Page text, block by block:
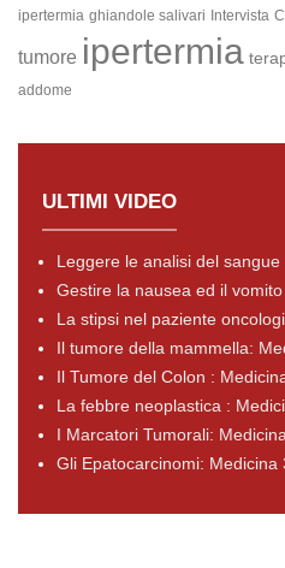
ipertermia ghiandole salivari Intervista
tumore ipertermia
addome
ULTIMI VIDEO
Leggere le analisi del sangue
Gestire la nausea ed il vomito
La stipsi nel paziente
Il tumore della mammella:
Il Tumore del Colon :
La febbre neoplastica :
I Marcatori Tumorali:
Gli Epatocarcinomi: Medicina